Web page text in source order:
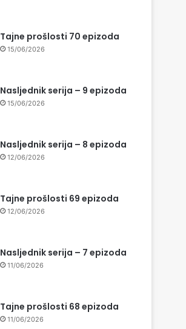
Tajne prošlosti 70 epizoda
15/06/2026
Nasljednik serija – 9 epizoda
15/06/2026
Nasljednik serija – 8 epizoda
12/06/2026
Tajne prošlosti 69 epizoda
12/06/2026
Nasljednik serija – 7 epizoda
11/06/2026
Tajne prošlosti 68 epizoda
11/06/2026